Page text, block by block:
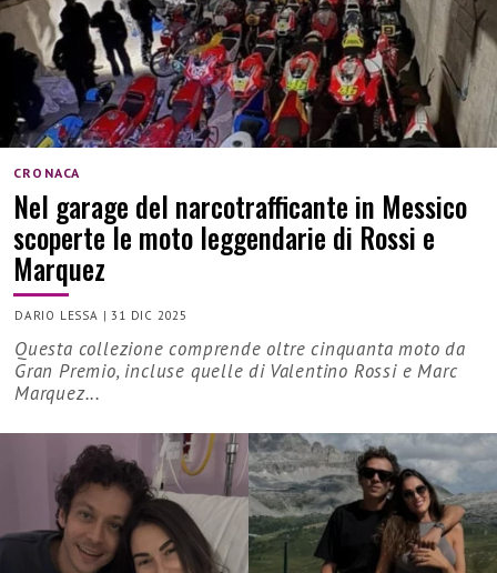
CRONACA
Nel garage del narcotrafficante in Messico
scoperte le moto leggendarie di Rossi e
Marquez
DARIO LESSA |31 DIC 2025
Questa collezione comprende oltre cinquanta moto da
Gran Premio, incluse quelle di Valentino Rossi e Marc
Marquez...